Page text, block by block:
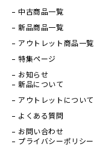
中古商品一覧
新品商品一覧
アウトレット商品一覧
特集ページ
お知らせ
新品について
アウトレットについて
よくある質問
お問い合わせ
プライバシーポリシー